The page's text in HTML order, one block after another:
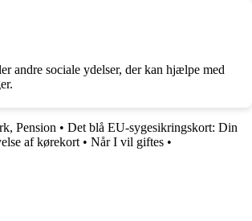
andre sociale ydelser, der kan hjælpe med
Pension • Det blå EU-sygesikringskort: Din
af kørekort • Når I vil giftes •